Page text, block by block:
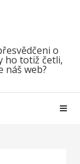
o
ho totiž četli,
náš web?